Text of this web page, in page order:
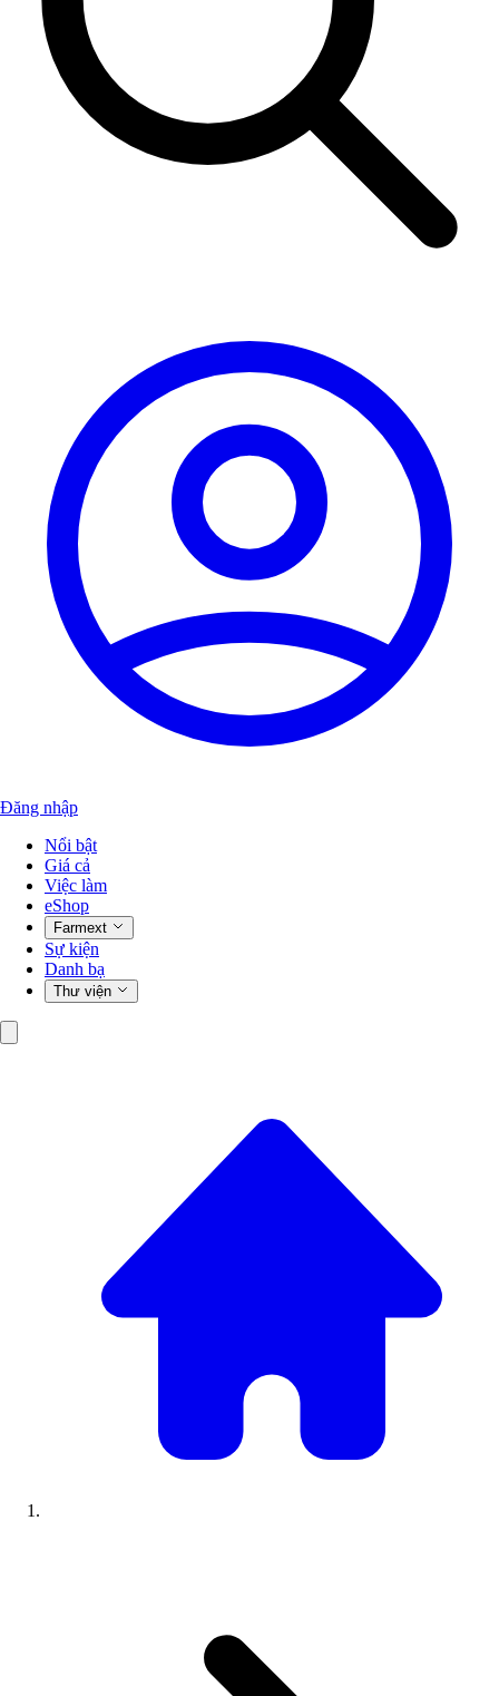
Đăng nhập
Nổi bật
Giá cả
Việc làm
eShop
Farmext
Sự kiện
Danh bạ
Thư viện